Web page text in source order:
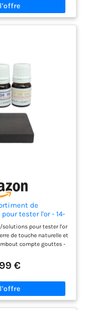
de
tester l'or - 14-
pierre de touche
multi-langues -
pièces, lingotins
pour tester l'or
de touche naturelle et
compte gouttes -
qualité
€